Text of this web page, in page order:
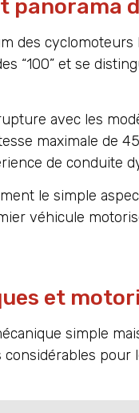
panorama
des cyclomoteurs
“100” et se
avec les
maximale de
de conduite
le simple
véhicule
et
simple